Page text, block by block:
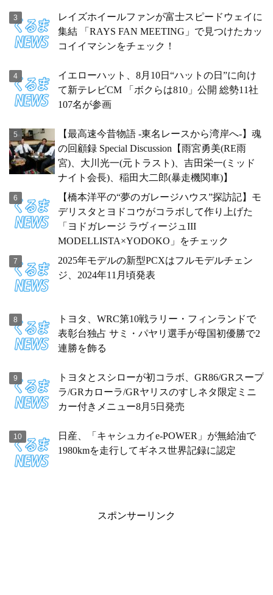
レイズホイールファンが富士スピードウェイに
集結 「RAYS FAN MEETING」で見つけたカッ
コイイマシンをチェック！
イエローハット、8月10日“ハットの日”に向け
て新テレビCM 「ボクらは810」公開 総勢11社
107名が参画
【最高速今昔物語 -東名レースから湾岸へ-】魂
の回顧録 Special Discussion【雨宮勇美(RE雨
宮)、大川光一(元トラスト)、吉田栄一(ミッド
ナイト会長)、稲田大二郎(暴走機関車)】
【橋本洋平の“夢のガレージハウス”探訪記】モ
デリスタとヨドコウがコラボして作り上げた
「ヨドガレージ ラヴィージュIII
MODELLISTA×YODOKO」をチェック
2025年モデルの新型PCXはフルモデルチェン
ジ、2024年11月頃発表
トヨタ、WRC第10戦ラリー・フィンランドで
表彰台独占 サミ・パヤリ選手が母国初優勝で2
連勝を飾る
トヨタとスシローが初コラボ、GR86/GRスープ
ラ/GRカローラ/GRヤリスのすしネタ限定ミニ
カー付きメニュー8月5日発売
日産、「キャシュカイe-POWER」が無給油で
1980kmを走行してギネス世界記録に認定
スポンサーリンク